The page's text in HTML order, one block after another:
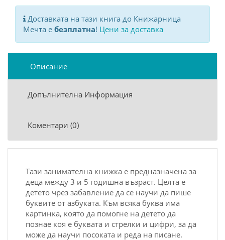
Доставката на тази книга до Книжарница
Мечта е безплатна! Цени за доставка
Описание
Допълнителна Информация
Коментари (0)
Тази занимателна книжка е предназначена за
деца между 3 и 5 годишна възраст. Целта е
детето чрез забавление да се научи да пише
буквите от азбуката. Към всяка буква има
картинка, която да помогне на детето да
познае коя е буквата и стрелки и цифри, за да
може да научи посоката и реда на писане.